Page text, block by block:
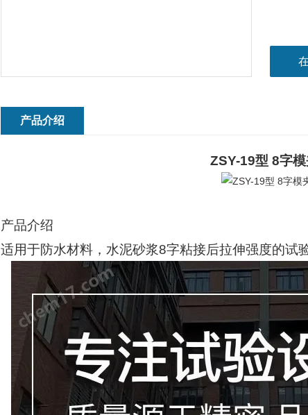
产品介绍
ZSY-19型 8字
产品介绍
适用于防水材料，水泥砂浆8字粘接后拉伸强度的试